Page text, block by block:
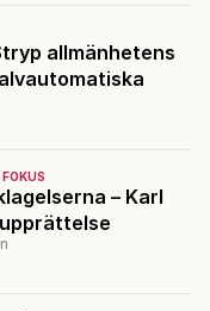
allmänhetens
– Karl